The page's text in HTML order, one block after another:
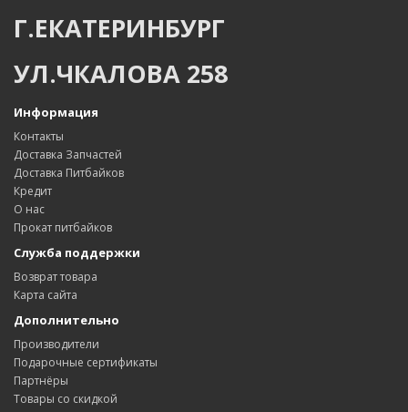
Г.ЕКАТЕРИНБУРГ
УЛ.ЧКАЛОВА 258
Информация
Контакты
Доставка Запчастей
Доставка Питбайков
Кредит
О нас
Прокат питбайков
Служба поддержки
Возврат товара
Карта сайта
Дополнительно
Производители
Подарочные сертификаты
Партнёры
Товары со скидкой